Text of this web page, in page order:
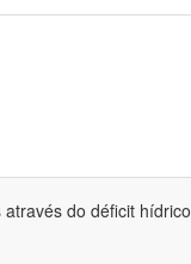
do déficit